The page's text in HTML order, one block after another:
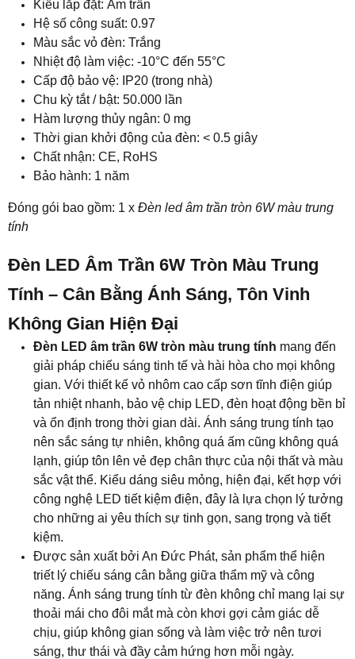
Đóng gói bao gồm: 1 xĐèn led âm trần tròn 6W màu trung
tính
Đèn LED Âm Trần 6W Tròn Màu Trung
Tính – Cân Bằng Ánh Sáng, Tôn Vinh
Không Gian Hiện Đại
Đèn LED âm trần 6W tròn màu trung tính
giải pháp chiếu sáng tinh tế và hài hòa cho mọi không
gian. Với thiết kế vỏ nhôm cao cấp sơn tĩnh điện giúp
tản nhiệt nhanh, bảo vệ chip LED, đèn hoạt động bền bỉ
lạnh, giúp tôn lên vẻ đẹp chân thực của nội thất và màu
công nghệ LED tiết kiệm điện, đây là lựa chọn lý tưởng
cho những ai yêu thích sự tinh gọn, sang trọng và tiết
kiệm.
Được sản xuất bởi An Đức Phát, sản phẩm thể hiện
triết lý chiếu sáng cân bằng giữa thẩm mỹ và công
năng. Ánh sáng trung tính từ đèn không chỉ mang lại sự
thoải mái cho đôi mắt mà còn khơi gợi cảm giác dễ
chịu, giúp không gian sống và làm việc trở nên tươi
sáng, thư thái và đầy cảm hứng hơn mỗi ngày.
Tính Năng Nổi Bật Của Đèn LED Âm Trần
6W Tròn Màu Trung Tính
Ánh Sáng Trung Tính 4000 – 4500K: Sự Cân
Bằng Hoàn Hảo Giữa Tự Nhiên Và Thư Giãn
Đèn LED âm trần 6W tròn ánh sáng trung tính mang
đến dải nhiệt độ màu 4000 – 4500K – sắc sáng được
xem là “điểm cân bằng vàng” trong kỹ thuật chiếu sáng.
Không quá lạnh như ánh sáng trắng, cũng không quá